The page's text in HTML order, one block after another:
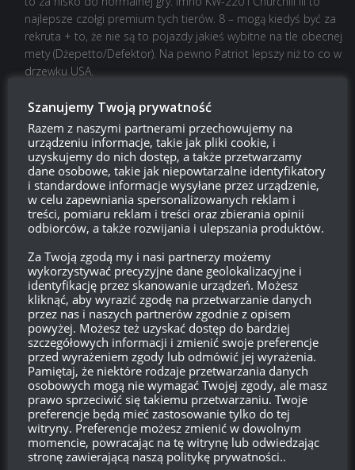
najlepsze czołgi premium tych tierów. 8 – mogą kiedyś być za
rekruta + to, że nie są to pojazdy jakieś wybitne na tle obecnej
mety (Dżepetto/Defektor). Na pewno Patriot lepszy niż to co w
drzewku USA.
Jaskier
Reply toAnonimowo
17:46, 28 października 2019 17:46
I tak raczej na pewno nie będzie 907 i chiefteina za obligacjie
w tym sklepie więc się tak nie podniecajcie
Polecam
obejrzeć materiał na ten temat na yt np u multiego albo
innych
0 Odpowiedz
Romek 13:52, 28 października 2019 13:52
Która X najlepsza ? Fv ? Jak sądzicie koledzy .
0 Odpowiedz
Kj22
Reply toRomek 13:56, 28 października 2019 13:56
Szanujemy Twoją prywatność
Razem z naszymi partnerami przechowujemy na
urządzeniu informacje, takie jak pliki cookie, i
uzyskujemy do nich dostęp, a także przetwarzamy
dane osobowe, takie jak niepowtarzalne identyfikatory
i standardowe informacje wysyłane przez urządzenie,
w celu zapewniania spersonalizowanych reklam i
treści, pomiaru reklam i treści oraz zbierania opinii
odbiorców, a także rozwijania i ulepszania produktów.
Za Twoją zgodą my i nasi partnerzy możemy
wykorzystywać precyzyjne dane geolokalizacyjne i
identyfikację przez skanowanie urządzeń. Możesz
kliknąć, aby wyrazić zgodę na przetwarzanie danych
przez nas i naszych partnerów zgodnie z opisem
powyżej. Możesz też uzyskać dostęp do bardziej
szczegółowych informacji i zmienić swoje preferencje
przed wyrażeniem zgody lub odmówić jej wyrażenia.
Pamiętaj, że niektóre rodzaje przetwarzania danych
osobowych mogą nie wymagać Twojej zgody, ale masz
prawo sprzeciwić się takiemu przetwarzaniu. Twoje
preferencje będą mieć zastosowanie tylko do tej
witryny. Preferencje możesz zmienić w dowolnym
momencie, powracając na tę witrynę lub odwiedzając
stronę zawierającą naszą politykę prywatności..